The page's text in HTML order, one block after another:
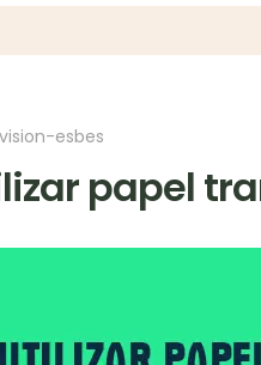
vision-esbes
papel